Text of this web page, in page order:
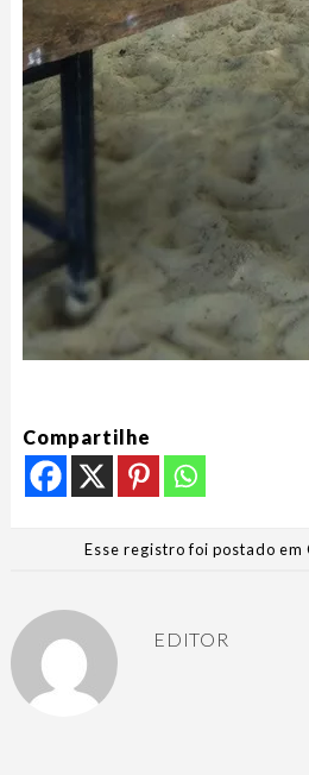
Compartilhe
Esse registro foi postado em
EDITOR